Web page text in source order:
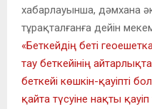
хабарлауынша, дәмхана
тұрақталғанға дейін
«Беткейдің беті
тау беткейінің
беткейі көшкін-қауіпті
қайта түсуіне нақты